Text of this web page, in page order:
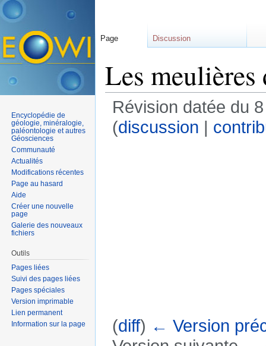
Les meulières
Révision datée du
(discussion |
(diff) ← Version
Page Discussion
Encyclopédie de
géologie, minéralogie,
paléontologie et autres
Géosciences
Communauté
Actualités
Modifications récentes
Page au hasard
Aide
Créer une nouvelle
page
Galerie des nouveaux
fichiers
Outils
Pages liées
Suivi des pages liées
Pages spéciales
Version imprimable
Lien permanent
Information sur la page